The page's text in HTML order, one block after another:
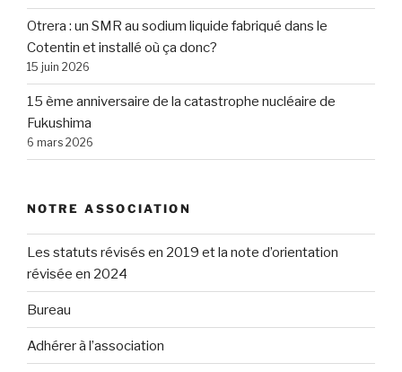
Otrera : un SMR au sodium liquide fabriqué dans le
Cotentin et installé où ça donc?
15 juin 2026
15 ème anniversaire de la catastrophe nucléaire de
Fukushima
6 mars 2026
NOTRE ASSOCIATION
Les statuts révisés en 2019 et la note d’orientation
révisée en 2024
Bureau
Adhérer à l’association